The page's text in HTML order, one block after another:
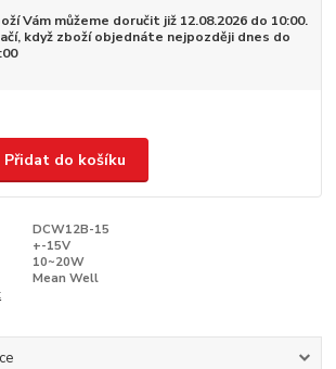
Vám můžeme doručit již 12.08.2026 do 10:00.
když zboží objednáte nejpozději dnes do
Přidat do košíku
DCW12B-15
+-15V
10~20W
Mean Well